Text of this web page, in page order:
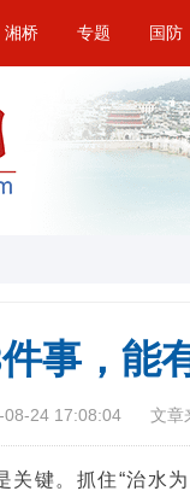
湘桥 专题 国防
事，能
08-24 17:08:04 文章
关键。抓住“治水